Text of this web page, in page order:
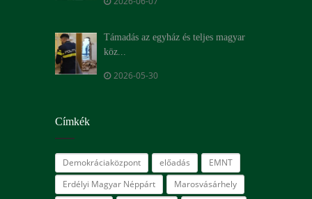
Támadás az egyház és teljes magyar
köz...
2026-05-30
Címkék
Demokráciaközpont előadás
EMNT
Erdélyi Magyar Néppárt
Marosvásárhely